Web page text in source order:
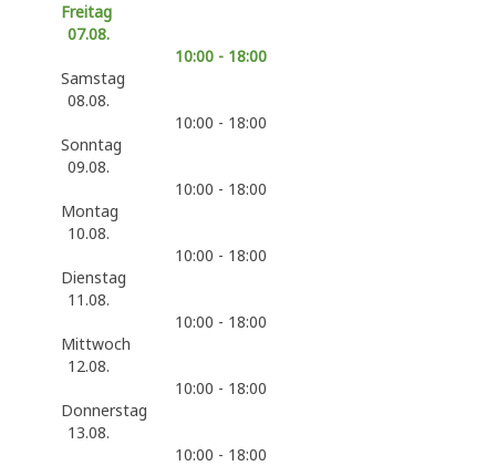
Freitag
07.08.
10:00 - 18:00
Samstag
08.08.
10:00 - 18:00
Sonntag
09.08.
10:00 - 18:00
Montag
10.08.
10:00 - 18:00
Dienstag
11.08.
10:00 - 18:00
Mittwoch
12.08.
10:00 - 18:00
Donnerstag
13.08.
10:00 - 18:00